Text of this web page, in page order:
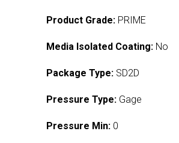
Product Grade: PRIME
Media Isolated Coating: No
Package Type: SD2D
Pressure Type: Gage
Pressure Min: 0